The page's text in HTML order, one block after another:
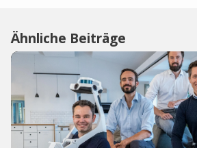
Ähnliche Beiträge